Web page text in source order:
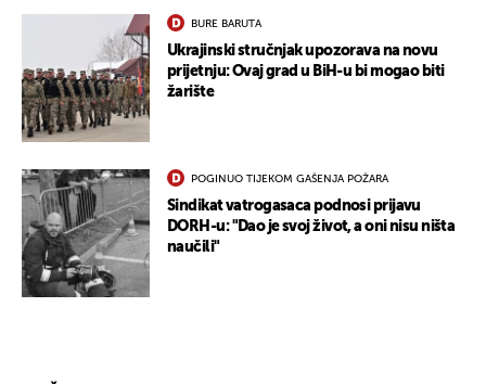
BURE BARUTA
Ukrajinski stručnjak upozorava na novu
prijetnju: Ovaj grad u BiH-u bi mogao biti
žarište
POGINUO TIJEKOM GAŠENJA POŽARA
Sindikat vatrogasaca podnosi prijavu
DORH-u: "Dao je svoj život, a oni nisu ništa
naučili"